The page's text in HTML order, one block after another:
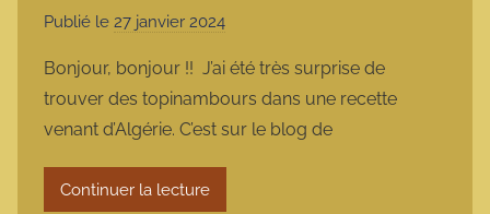
Publié le 27 janvier 2024
m
a
r
Bonjour, bonjour !! J’ai été très surprise de
trouver des topinambours dans une recette
venant d’Algérie. C’est sur le blog de
Continuer la lecture